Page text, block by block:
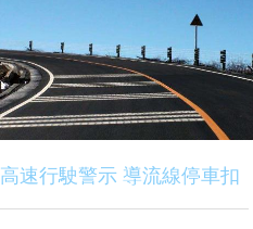
高速行駛警示 導流線停車扣